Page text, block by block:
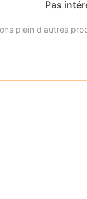
dwich
tomate, crème
Pas
plein d'autres